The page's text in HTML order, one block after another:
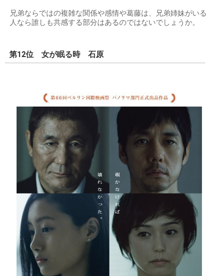
兄弟ならではの複雑な関係や感情や葛藤は、兄弟姉妹がいる
人なら誰しも共感する部分はあるのではないでしょうか。
第12位 女が眠る時 石原